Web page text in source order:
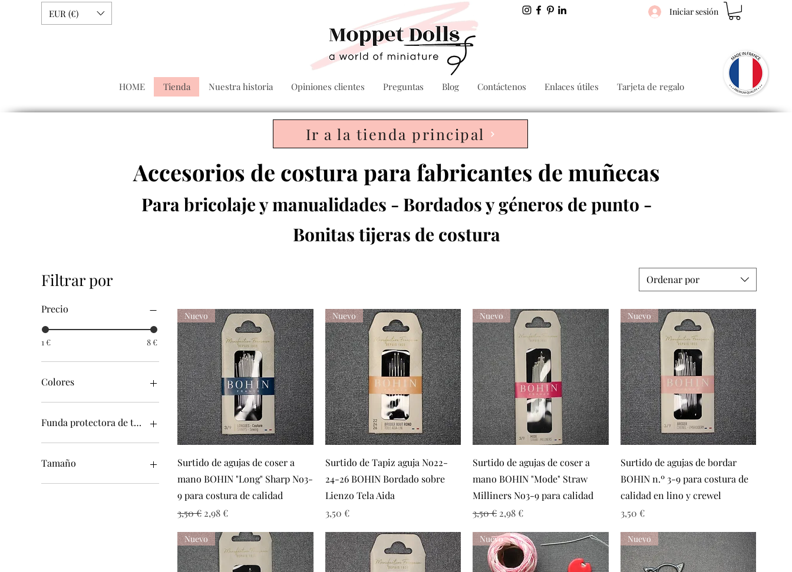
EUR (€) Iniciar sesión
HOME Tienda Nuestra historia Opiniones clientes Preguntas Blog Contáctenos Enlaces útiles Tarjeta de regalo
Ir a la tienda principal
Accesorios de costura para fabricantes de muñecas
Para bricolaje y manualidades - Bordados y géneros de punto -
Bonitas tijeras de costura
Filtrar por
Precio
1 € 8 €
Colores
Funda protectora de tijera
Con
Sin que
Tamaño
Talla 5
Ordenar por
Vista rápida
Nuevo
Surtido de agujas de coser a
mano BOHIN "Long" Sharp No3-
9 para costura de calidad
Precio
3,50 € Precio de oferta
2,98 €
Vista rápida
Nuevo
Surtido de Tapiz aguja No22-
24-26 BOHIN Bordado sobre
Lienzo Tela Aida
Precio
3,50 €
Vista rápida
Nuevo
Surtido de agujas de coser a
mano BOHIN "Mode" Straw
Milliners No3-9 para calidad
Precio
3,50 € Precio de oferta
2,98 €
Vista rápida
Nuevo
Surtido de agujas de bordar
BOHIN n.º 3-9 para costura de
calidad en lino y crewel
Precio
3,50 €
Nuevo Nuevo Nuevo